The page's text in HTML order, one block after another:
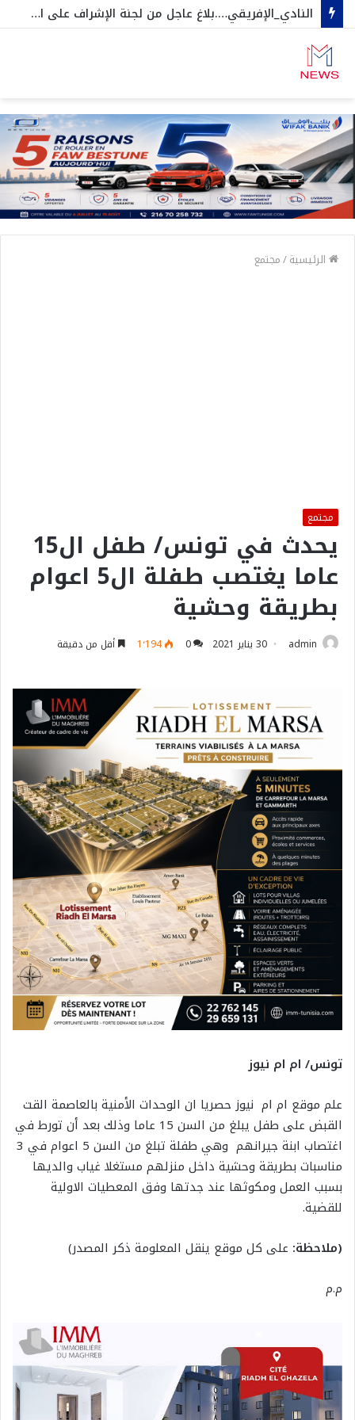
النادي_الإفريقي….بلاغ عاجل من لجنة الإشراف على الجلسات العامة و المنخرطين
الرئيسية/مجتمع
مجتمع
يحدث في تونس/ طفل ال15
عاما يغتصب طفلة ال5 اعوام
بطريقة وحشية
admin 30 يناير 2021 0 1٬194 أقل من دقيقة
تونس/ ام ام نيوز
علم موقع ام ام نيوز حصريا ان الوحدات الأمنية بالعاصمة القت
القبض على طفل يبلغ من السن 15 عاما وذلك بعد أن تورط في
اغتصاب ابنة جيرانهم وهي طفلة تبلغ من السن 5 اعوام في 3
مناسبات بطريقة وحشية داخل منزلهم مستغلا غياب والديها
بسبب العمل ومكوثها عند جدتها وفق المعطيات الاولية
للقضية.
(ملاحظة: على كل موقع ينقل المعلومة ذكر المصدر)
م.م